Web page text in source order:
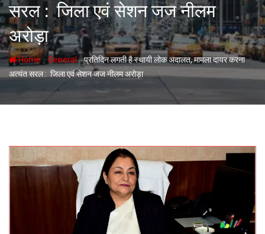
सरल : जिला एवं सेशन जज नीलम
अरोड़ा
Home-General-प्रतिदिन लगती है स्थायी लोक अदालत, मामला दायर करना
अत्यंत सरल : जिला एवं सेशन जज नीलम अरोड़ा